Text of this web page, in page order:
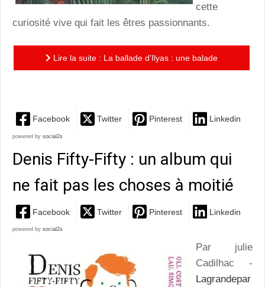
cette
curiosité vive qui fait les êtres passionnants.
Lire la suite : La ballade d’Ilyas : une balade
Facebook Twitter Pinterest Linkedin
powered by social2s
Denis Fifty-Fifty : un album qui
ne fait pas les choses à moitié
Facebook Twitter Pinterest Linkedin
powered by social2s
Par julie
Cadilhac -
Lagrandepar